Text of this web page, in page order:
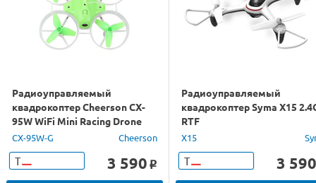
Радиоуправляемый
квадрокоптер Cheerson CX-
95W WiFi Mini Racing Drone
RTF 2.4G (зеленый)
CX-95W-G Cheerson
Т 3 590 o
Радиоуправляемый
квадрокоптер Syma X15
RTF
X15
Т 3 590